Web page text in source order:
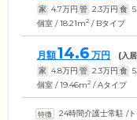
家 4.7万円 管 2.3万円 食
個室 / 18.21m2 / Bタイプ
月額14.6 万円 (入
家 4.8万円 管 2.3万円 食
個室 / 19.46m2 / Aタイプ
24時間介護士常駐 /